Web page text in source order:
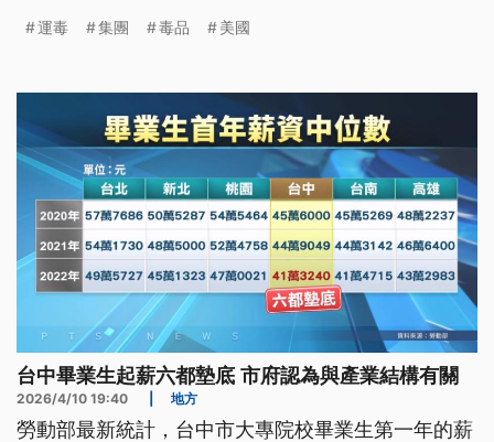
帶去澳洲，只要出國10天，每趟最高賺10萬，而且在
名嫌犯遭檢方起訴，最重可處無期徒刑。
運毒 集團 毒品 美國
台中畢業生起薪六都墊底 市府認為與產業結構有關
2026/4/10 19:40 地方
勞動部最新統計，台中市大專院校畢業生第一年的薪